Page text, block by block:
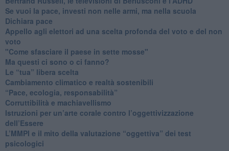
​Se vuoi la pace, investi non nelle armi, ma nella scuola
​Dichiara pace
​Appello agli elettori ad una scelta profonda del voto e del non
voto
"Come sfasciare il paese in sette mosse"
​Ma questi ci sono o ci fanno?
​Le “tua” libera scelta
Cambiamento climatico e realtà sostenibili
“Pace, ecologia, responsabilità”
​Corruttibilità e machiavellismo
Istruzioni per un’arte corale contro l’oggettivizzazione
dell’Essere
​L’MMPI e il mito della valutazione “oggettiva” dei test
psicologici